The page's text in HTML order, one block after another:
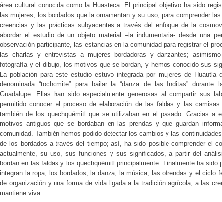
área cultural conocida como la Huasteca. El principal objetivo ha sido
las mujeres, los bordados que la ornamentan y su uso, para comprender
creencias y las prácticas subyacentes a través del enfoque de la
abordar el estudio de un objeto material –la indumentaria- desde una
observación participante, las estancias en la comunidad para registrar el
las charlas y entrevistas a mujeres bordadoras y danzantes;
fotografía y el dibujo, los motivos que se bordan, y hemos conocido sus
La población para este estudio estuvo integrada por mujeres de Huautla
denominada “tochomite” para bailar la “danza de las Inditas”
Guadalupe. Ellas han sido especialmente generosas al compartir sus
permitido conocer el proceso de elaboración de las faldas y las
también de los quechquémitl que se utilizaban en el pasado. Gracias a
motivos antiguos que se bordaban en las prendas y que guardan
comunidad. También hemos podido detectar los cambios y las
de los bordados a través del tiempo; así, ha sido posible comprender el
actualmente, su uso, sus funciones y sus significados, a partir del
bordan en las faldas y los quechquémitl principalmente. Finalmente ha sido
integran la ropa, los bordados, la danza, la música, las ofrendas y el ciclo
de organización y una forma de vida ligada a la tradición agrícola, a las
mantiene viva.